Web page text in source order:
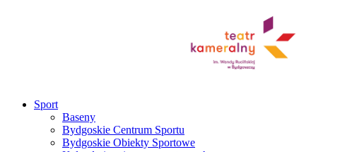
Sport
Baseny
Bydgoskie Centrum Sportu
Bydgoskie Obiekty Sportowe